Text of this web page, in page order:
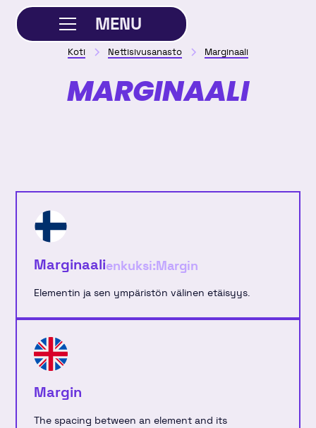
MENU
SULJE
Koti Nettisivusanasto Marginaali
MARGINAALI
Marginaalienkuksi:Margin
Elementin ja sen ympäristön välinen etäisyys.
Margin
The spacing between an element and its